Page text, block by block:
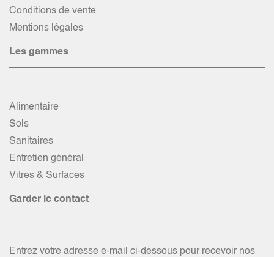
Conditions de vente
Mentions légales
Les gammes
Alimentaire
Sols
Sanitaires
Entretien général
Vitres & Surfaces
Garder le contact
Entrez votre adresse e-mail ci-dessous pour recevoir nos